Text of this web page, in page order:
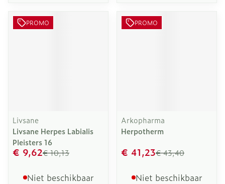
PROMO
Livsane
Livsane Herpes Labialis
Pleisters 16
€ 10,13
€ 9,62
Niet beschikbaar
PROMO
Arkopharma
Herpotherm
€ 43,40
€ 41,23
Niet beschikbaar